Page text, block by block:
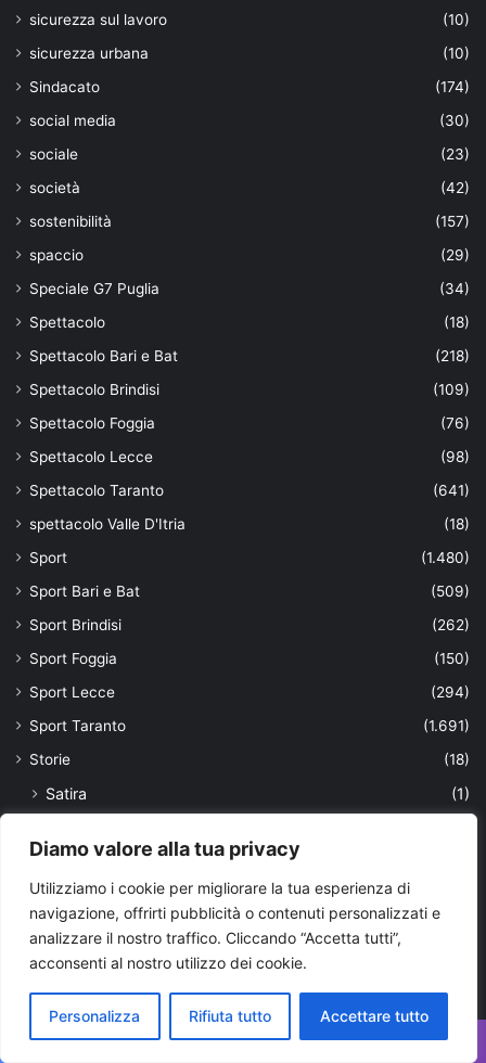
Diamo valore alla tua privacy
Utilizziamo i cookie per migliorare la tua esperienza di
navigazione, offrirti pubblicità o contenuti personalizzati e
analizzare il nostro traffico. Cliccando “Accetta tutti”,
acconsenti al nostro utilizzo dei cookie.
Personalizza Rifiuta tutto Accettare tutto
sicurezza sul lavoro
(10)
sicurezza urbana
(10)
Sindacato
(174)
social media
(30)
sociale
(23)
società
(42)
sostenibilità
(157)
spaccio
(29)
Speciale G7 Puglia
(34)
Spettacolo
(18)
Spettacolo Bari e Bat
(218)
Spettacolo Brindisi
(109)
Spettacolo Foggia
(76)
Spettacolo Lecce
(98)
Spettacolo Taranto
(641)
spettacolo Valle D'Itria
(18)
Sport
(1.480)
Sport Bari e Bat
(509)
Sport Brindisi
(262)
Sport Foggia
(150)
Sport Lecce
(294)
Sport Taranto
(1.691)
Storie
(18)
Satira (1)
sviluppo
sviluppo sostenibile
Taranto e provincia
Teatro
Tecnologia
(217)
Tendenze